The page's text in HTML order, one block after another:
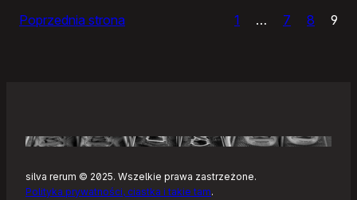
na
Poprzednia strona 1 … 7 8 9
silva rerum © 2025. Wszelkie prawa zastrzeżone.
Polityka prywatności, ciastka i takie tam.